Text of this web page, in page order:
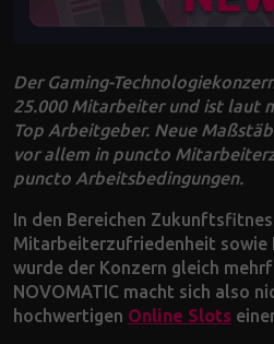
Der Gaming-
25.000 Mitarbeiter und ist laut
Top Arbeitgeber. Neue
vor allem in puncto
puncto Arbeitsbedingungen.
In den Bereichen
Mitarbeiterzufriedenheit sowie
wurde der Konzern gleich
NOVOMATIC macht sich also
hochwertigen Online Slots